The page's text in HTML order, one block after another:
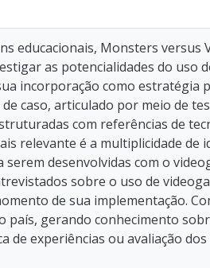
educacionais, Monsters versus
as potencialidades do uso
incorporação como estratégia
caso, articulado por meio de
com referências de
relevante é a multiplicidade de
desenvolvidas com o
sobre o uso de
de sua implementação.
país, gerando conhecimento
experiências ou avaliação